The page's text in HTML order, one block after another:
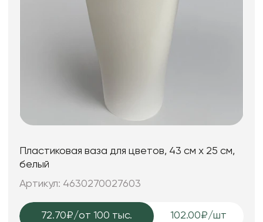
Пластиковая ваза для цветов, 43 см х 25 см,
белый
Артикул: 4630270027603
72.70₽/от 100 тыс. 102.00₽/шт